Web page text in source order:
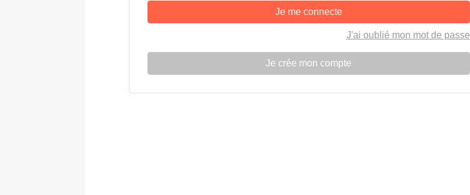
Je me connecte
J'ai oublié mon mot de passe
Je crée mon compte